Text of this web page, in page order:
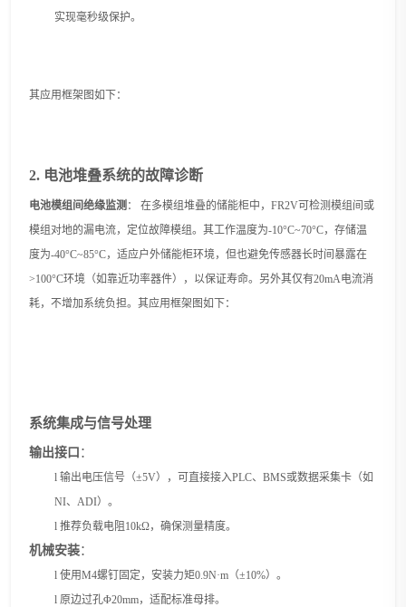
实现毫秒级保护。
其应用框架图如下：
2. 电池堆叠系统的故障诊断
电池模组间绝缘监测 ： 在多模组堆叠的储能柜中， FR2V可检测模组间或
模组对地的漏电流，定位故障模组。 其工作温度为-10°C~70°C，存储温
度为-40°C~85°C，适应户外储能柜环境 ， 但也避免传感器长时间暴露在
>100°C环境（如靠近功率器件），以保证寿命。 另外其仅有20mA电流消
耗，不增加系统负担。其应用框架图如下：
系统集成与信号处理
输出接口 ：
l 输出电压信号（±5V），可直接接入PLC、BMS或数据采集卡（如
NI、ADI）。
l 推荐负载电阻 10kΩ，确保测量精度。
机械安装：
l 使用M4螺钉固定，安装力矩0.9N·m（±10%）。
l 原边过孔Φ20mm，适配标准母排。